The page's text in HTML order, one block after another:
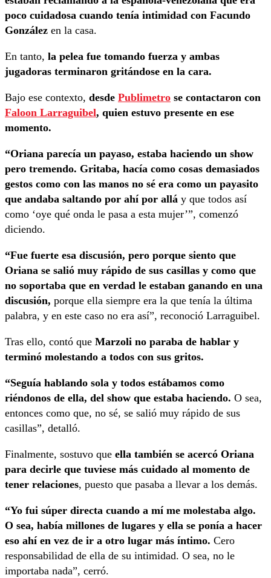
poco cuidadosa cuando tenía intimidad con Facundo
González en la casa.
En tanto, la pelea fue tomando fuerza y ambas
jugadoras terminaron gritándose en la cara.
Bajo ese contexto, desde Publimetro se contactaron con
Faloon Larraguibel, quien estuvo presente en ese
momento.
“Oriana parecía un payaso, estaba haciendo un show
pero tremendo. Gritaba, hacía como cosas demasiados
gestos como con las manos no sé era como un payasito
que andaba saltando por ahí por allá y que todos así
como ‘oye qué onda le pasa a esta mujer’”, comenzó
diciendo.
“Fue fuerte esa discusión, pero porque siento que
Oriana se salió muy rápido de sus casillas y como que
no soportaba que en verdad le estaban ganando en una
discusión, porque ella siempre era la que tenía la última
palabra, y en este caso no era así”, reconoció Larraguibel.
Tras ello, contó que Marzoli no paraba de hablar y
terminó molestando a todos con sus gritos.
“Seguía hablando sola y todos estábamos como
riéndonos de ella, del show que estaba haciendo. O sea,
entonces como que, no sé, se salió muy rápido de sus
casillas”, detalló.
Finalmente, sostuvo que ella también se acercó Oriana
para decirle que tuviese más cuidado al momento de
tener relaciones, puesto que pasaba a llevar a los demás.
“Yo fui súper directa cuando a mí me molestaba algo.
O sea, había millones de lugares y ella se ponía a hacer
eso ahí en vez de ir a otro lugar más íntimo. Cero
responsabilidad de ella de su intimidad. O sea, no le
importaba nada”, cerró.